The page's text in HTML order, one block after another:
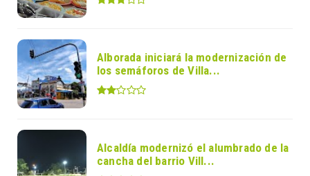
Alborada iniciará la modernización de
los semáforos de Villa...
Alcaldía modernizó el alumbrado de la
cancha del barrio Vill...